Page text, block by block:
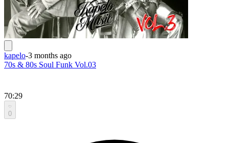
kapelo-3 months ago
70s & 80s Soul Funk Vol.03
70:29
0